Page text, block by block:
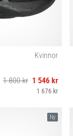
Kvinnor
1 800 kr 1 546 kr
1 676 kr
41½ 42 42½ 43½ Ny